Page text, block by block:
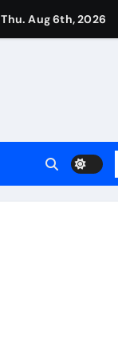
Thu. Aug 6th, 2026